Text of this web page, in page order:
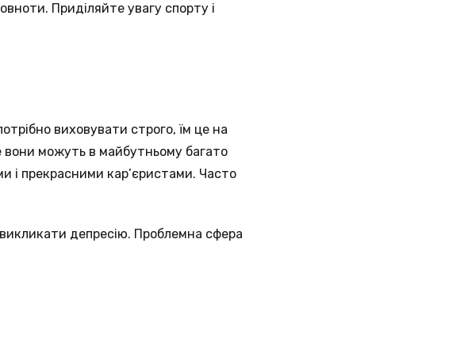
Приділяйте увагу спорту і
виховувати строго, їм це на
можуть в майбутньому багато
і прекрасними кар’єристами. Часто
депресію. Проблемна сфера